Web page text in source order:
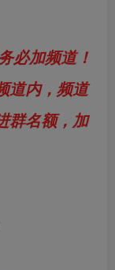
必加频道！
道内，频道
群名额，加